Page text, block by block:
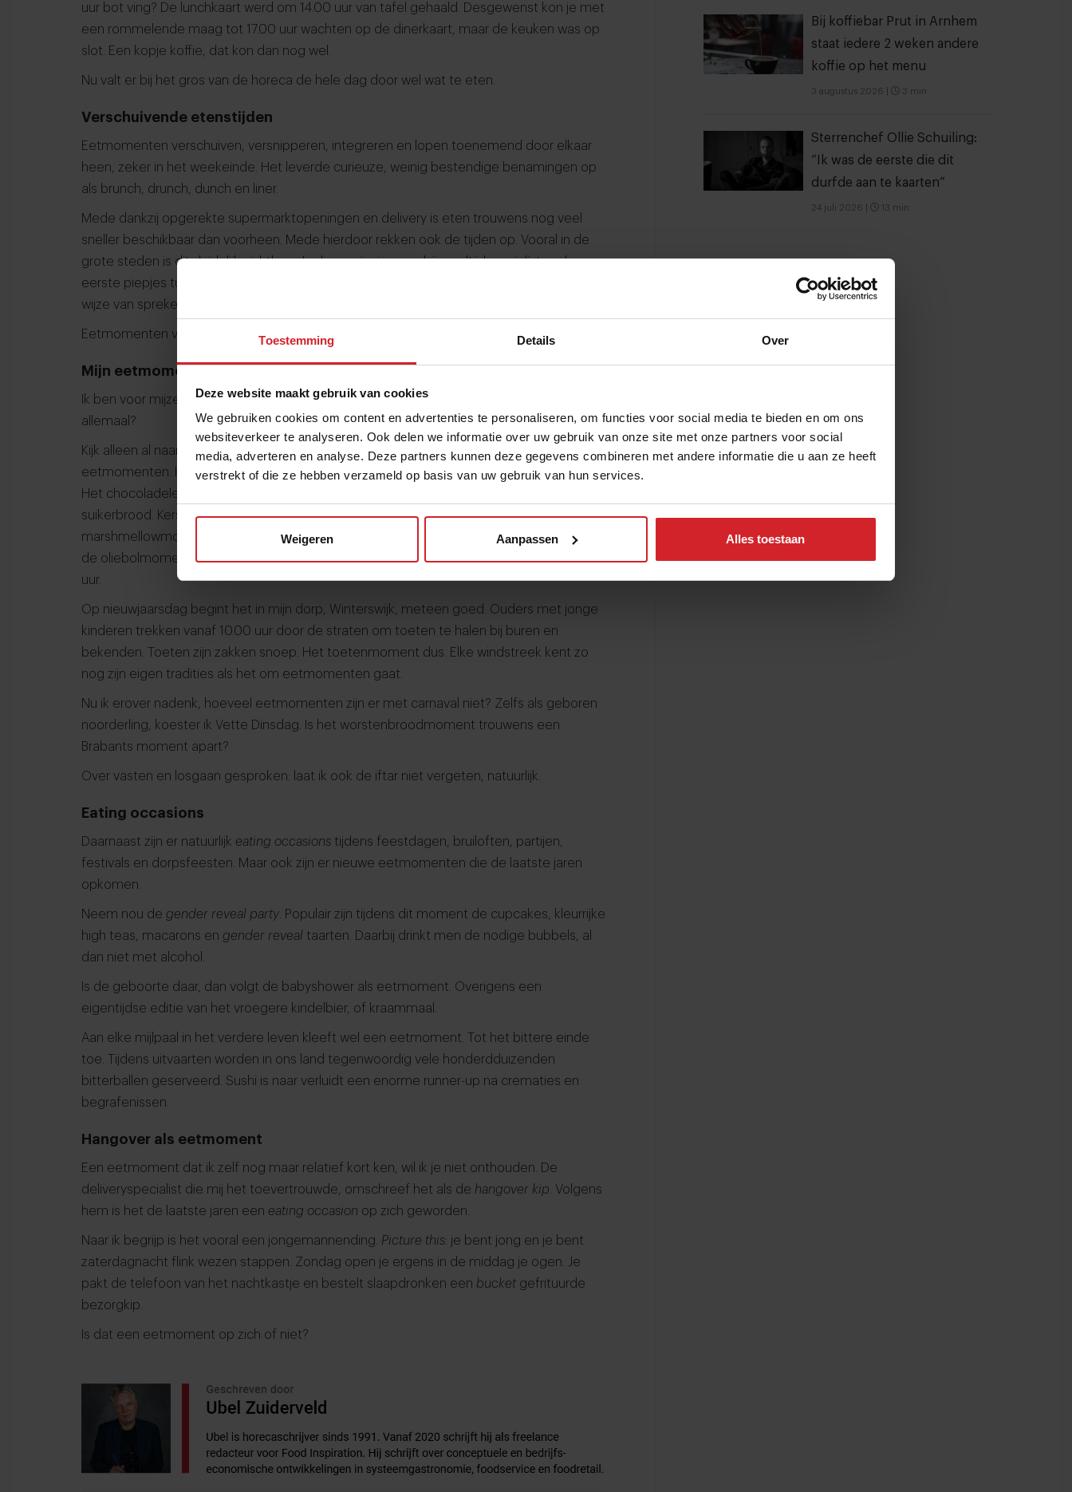
Toestemming Details Over
Deze website maakt gebruik van cookies
We gebruiken cookies om content en advertenties te personaliseren, om functies voor social media te bieden en om ons
websiteverkeer te analyseren. Ook delen we informatie over uw gebruik van onze site met onze partners voor social
media, adverteren en analyse. Deze partners kunnen deze gegevens combineren met andere informatie die u aan ze heeft
verstrekt of die ze hebben verzameld op basis van uw gebruik van hun services.
Weigeren Aanpassen Alles toestaan
uur bot ving? De lunchkaart werd om 14.00 uur van tafel gehaald. Desgewenst kon je met
een rommelende maag tot 17.00 uur wachten op de dinerkaart, maar de keuken was op
slot. Een kopje koffie, dat kon dan nog wel.
Nu valt er bij het gros van de horeca de hele dag door wel wat te eten.
Verschuivende etenstijden
Eetmomenten verschuiven, versnipperen, integreren en lopen toenemend door elkaar
heen, zeker in het weekeinde. Het leverde curieuze, weinig bestendige benamingen op
als brunch, drunch, dunch en liner.
Mede dankzij opgerekte supermarktopeningen en delivery is eten trouwens nog veel
sneller beschikbaar dan voorheen. Mede hierdoor rekken ook de tijden op. Vooral in de
grote steden is dit duidelijk zichtbaar. In de provincie gaan bij maaltijdspecialisten de
eerste piepjes tussen 17.00 en 17.30 uur. In steden als Amsterdam komt voor 18.00 uur bij
wijze van spreken géén bezorgbestelling binnen.
Eetmomenten veranderen.
Mijn eetmomenten
Ik ben voor mijzelf eens nagegaan: welke specifieke eetmomenten hebben we eigenlijk
allemaal?
Kijk alleen al naar de maand december, de maand met veruit de meeste niet-alledaagse
eetmomenten. Ik noem er een paar: het schoenzetmoment. Het strooigoedmoment.
Het chocoladelettermoment. Banketlettermomenten. Kerstbrunch met kerststol en
suikerbrood. Kerstdiner. Suikergoedmomenten rond de kerstboom. Een
marshmellowmoment boven open vuur. De winterbarbecue. En zeker niet te vergeten:
de oliebolmomenten op straat, thuis en op het werk. Het champagnemoment om 00.00
uur.
Op nieuwjaarsdag begint het in mijn dorp, Winterswijk, meteen goed. Ouders met jonge
kinderen trekken vanaf 10.00 uur door de straten om toeten te halen bij buren en
bekenden. Toeten zijn zakken snoep. Het toetenmoment dus. Elke windstreek kent zo
nog zijn eigen tradities als het om eetmomenten gaat.
Nu ik erover nadenk, hoeveel eetmomenten zijn er met carnaval niet? Zelfs als geboren
noorderling, koester ik Vette Dinsdag. Is het worstenbroodmoment trouwens een
Brabants moment apart?
Over vasten en losgaan gesproken: laat ik ook de iftar niet vergeten, natuurlijk.
Eating occasions
Daarnaast zijn er natuurlijk eating occasions tijdens feestdagen, bruiloften, partijen,
festivals en dorpsfeesten. Maar ook zijn er nieuwe eetmomenten die de laatste jaren
opkomen.
Neem nou de gender reveal party . Populair zijn tijdens dit moment de cupcakes, kleurrijke
high teas, macarons en gender reveal taarten. Daarbij drinkt men de nodige bubbels, al
dan niet met alcohol.
Is de geboorte daar, dan volgt de babyshower als eetmoment. Overigens een
eigentijdse editie van het vroegere kindelbier, of kraammaal.
Aan elke mijlpaal in het verdere leven kleeft wel een eetmoment. Tot het bittere einde
toe. Tijdens uitvaarten worden in ons land tegenwoordig vele honderdduizenden
bitterballen geserveerd. Sushi is naar verluidt een enorme runner-up na crematies en
begrafenissen.
Hangover als eetmoment
Een eetmoment dat ik zelf nog maar relatief kort ken, wil ik je niet onthouden. De
deliveryspecialist die mij het toevertrouwde, omschreef het als de hangover kip . Volgens
hem is het de laatste jaren een eating occasion op zich geworden.
Naar ik begrijp is het vooral een jongemannending. Picture this: je bent jong en je bent
zaterdagnacht flink wezen stappen. Zondag open je ergens in de middag je ogen. Je
pakt de telefoon van het nachtkastje en bestelt slaapdronken een bucket gefrituurde
bezorgkip.
Is dat een eetmoment op zich of niet?
Bij koffiebar Prut in Arnhem
staat iedere 2 weken andere
koffie op het menu
3 augustus 2026 3 min
Sterrenchef Ollie Schuiling:
“Ik was de eerste die dit
durfde aan te kaarten”
24 juli 2026 13 min